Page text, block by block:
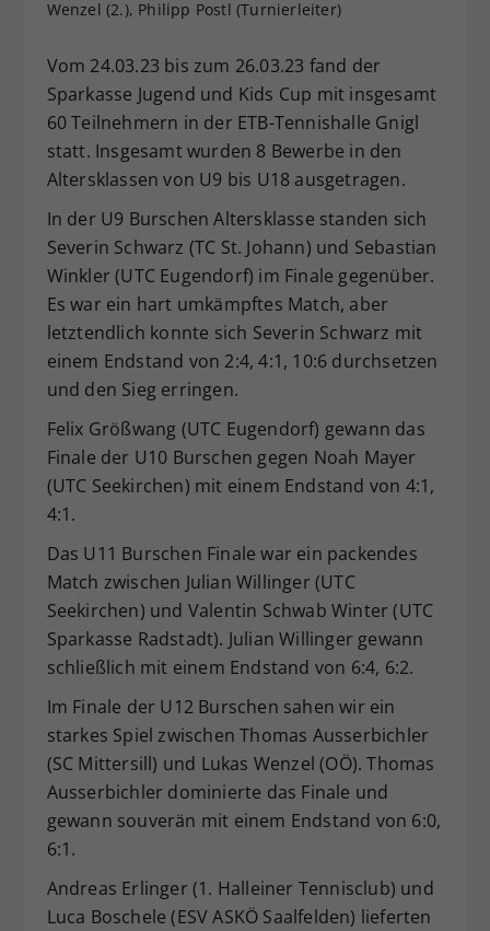
Wenzel (2.), Philipp Postl (Turnierleiter)
Vom 24.03.23 bis zum 26.03.23 fand der
Sparkasse Jugend und Kids Cup mit insgesamt
60 Teilnehmern in der ETB-Tennishalle Gnigl
statt. Insgesamt wurden 8 Bewerbe in den
Altersklassen von U9 bis U18 ausgetragen.
In der U9 Burschen Altersklasse standen sich
Severin Schwarz (TC St. Johann) und Sebastian
Winkler (UTC Eugendorf) im Finale gegenüber.
Es war ein hart umkämpftes Match, aber
letztendlich konnte sich Severin Schwarz mit
einem Endstand von 2:4, 4:1, 10:6 durchsetzen
und den Sieg erringen.
Felix Größwang (UTC Eugendorf) gewann das
Finale der U10 Burschen gegen Noah Mayer
(UTC Seekirchen) mit einem Endstand von 4:1,
4:1.
Das U11 Burschen Finale war ein packendes
Match zwischen Julian Willinger (UTC
Seekirchen) und Valentin Schwab Winter (UTC
Sparkasse Radstadt). Julian Willinger gewann
schließlich mit einem Endstand von 6:4, 6:2.
Im Finale der U12 Burschen sahen wir ein
starkes Spiel zwischen Thomas Ausserbichler
(SC Mittersill) und Lukas Wenzel (OÖ). Thomas
Ausserbichler dominierte das Finale und
gewann souverän mit einem Endstand von 6:0,
6:1.
Andreas Erlinger (1. Halleiner Tennisclub) und
Luca Boschele (ESV ASKÖ Saalfelden) lieferten
Zweck
zufällig generierte ID, für die
historische Speicherung Ihrer
vorgenommen Einstellungen, falls der
Webseiten-Betreiber dies eingestellt